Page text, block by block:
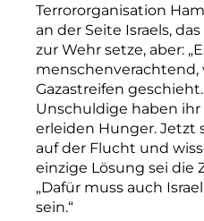
Terrororganisation
an der Seite Israels,
zur Wehr setze, aber:
Gazastreifen
Unschuldige haben ihr
erleiden Hunger. Jetzt
auf der Flucht und
einzige Lösung sei die
„Dafür muss auch
sein.“